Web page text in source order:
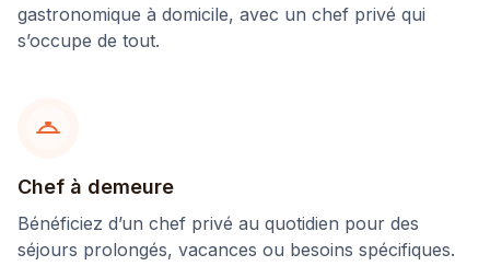
gastronomique à domicile, avec un chef privé qui
s’occupe de tout.
Chef à demeure
Bénéficiez d’un chef privé au quotidien pour des
séjours prolongés, vacances ou besoins spécifiques.